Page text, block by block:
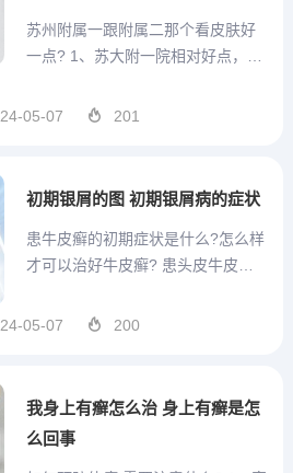
苏州附属一跟附属二那个看皮肤好
一点? 1、苏大附一院相对好点，我
面。第一和第二区别还是有点的。
友好医院，房子上比附一院好看
24-05-07 201
初期银屑的图 初期银屑病的症状
患牛皮癣的初期症状是什么?怎么样
才可以治好牛皮癣? 患头皮牛皮癣
状，同时头皮上还会出现带状的皮
厚。当皮损处的毛发与厚积的鳞屑
头...
24-05-07 200
我身上有癣怎么治 身上有癣是怎
么回事